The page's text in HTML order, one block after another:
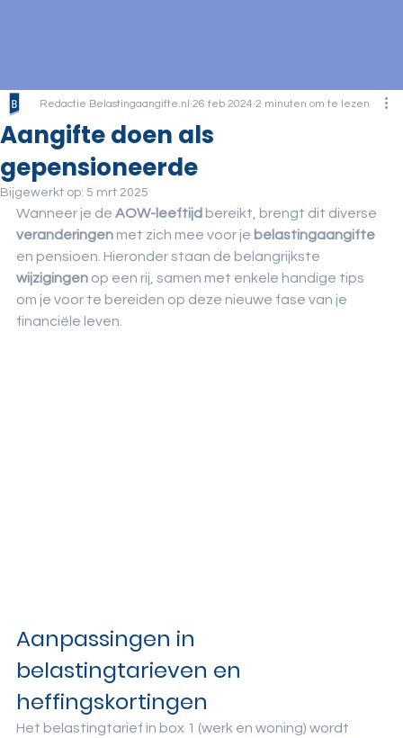
Aangifte doen als
gepensioneerde
Redactie Belastingaangifte.nl 26 feb 2024 2 minuten om te lezen
Bijgewerkt op: 5 mrt 2025
Wanneer je de AOW-leeftijd bereikt, brengt dit diverse
veranderingen met zich mee voor je belastingaangifte
en pensioen. Hieronder staan de belangrijkste
wijzigingen op een rij, samen met enkele handige tips
om je voor te bereiden op deze nieuwe fase van je
financiële leven.
Aanpassingen in
belastingtarieven en
heffingskortingen
Het belastingtarief in box 1 (werk en woning) wordt